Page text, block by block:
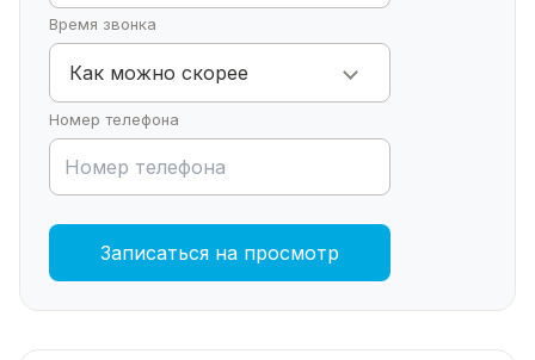
Время звонка
Как можно скорее
Номер телефона
Записаться на просмотр